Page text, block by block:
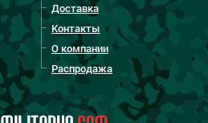
Доставка
Контакты
О компании
Распродажа